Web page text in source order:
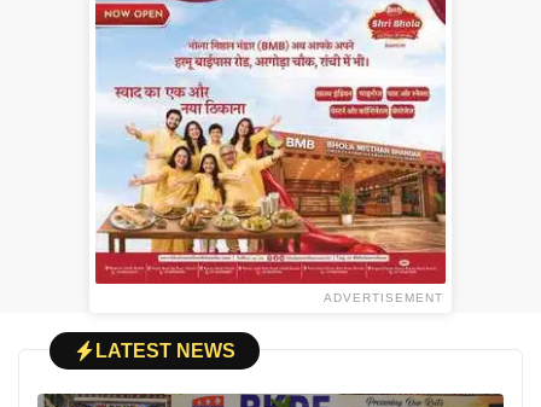
ADVERTISEMENT
LATEST NEWS